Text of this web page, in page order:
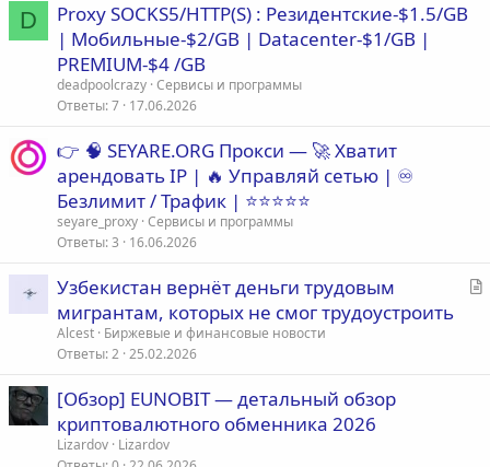
D
Proxy SOCKS5/HTTP(S) : Резидентские-$1.5/GB
| Мобильные-$2/GB | Datacenter-$1/GB |
PREMIUM-$4 /GB
deadpoolcrazy Сервисы и программы
Ответы 7 17.06.2026
👉 🧠 SEYARE.ORG Прокси — 🚀 Хватит
арендовать IP | 🔥 Управляй сетью | ♾
Безлимит / Трафик | ⭐⭐⭐⭐⭐
seyare_proxy Сервисы и программы
Ответы 3 16.06.2026
С
Узбекистан вернёт деньги трудовым
мигрантам, которых не смог трудоустроить
Alcest Биржевые и финансовые новости
Ответы 2 25.02.2026
[Обзор] EUNOBIT — детальный обзор
криптовалютного обменника 2026
Lizardov Lizardov